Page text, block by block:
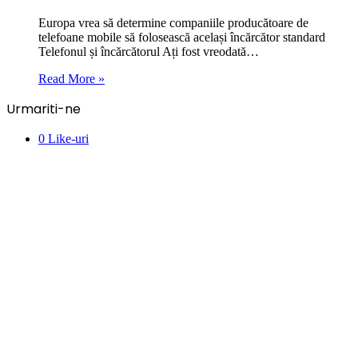
Europa vrea să determine companiile producătoare de
telefoane mobile să folosească același încărcător standard
Telefonul și încărcătorul Ați fost vreodată…
Read More »
Urmariti-ne
0 Like-uri